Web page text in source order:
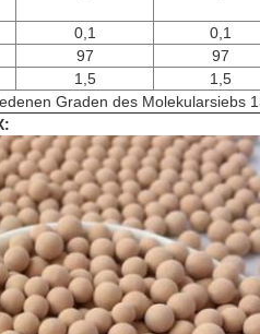
0,1
0,1
97
97
1,5
1,5
Graden des Molekularsiebs
: